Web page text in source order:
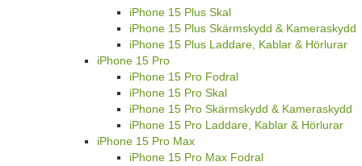
iPhone 15 Plus Skal
iPhone 15 Plus Skärmskydd & Kameraskydd
iPhone 15 Plus Laddare, Kablar & Hörlurar
iPhone 15 Pro
iPhone 15 Pro Fodral
iPhone 15 Pro Skal
iPhone 15 Pro Skärmskydd & Kameraskydd
iPhone 15 Pro Laddare, Kablar & Hörlurar
iPhone 15 Pro Max
iPhone 15 Pro Max Fodral